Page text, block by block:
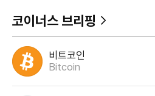
코이너스 브리핑
비트코인
Bitcoin